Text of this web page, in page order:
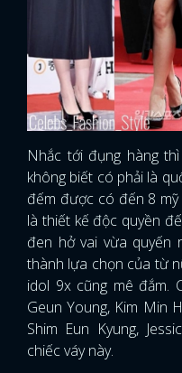
Nhắc tới đụng hàng
không biết có phải là
đếm được có đến 8
là thiết kế độc quyền
đen hở vai vừa
thành lựa chọn của từ
idol 9x cũng mê đắm.
Geun Young, Kim Min
Shim Eun Kyung,
chiếc váy này.